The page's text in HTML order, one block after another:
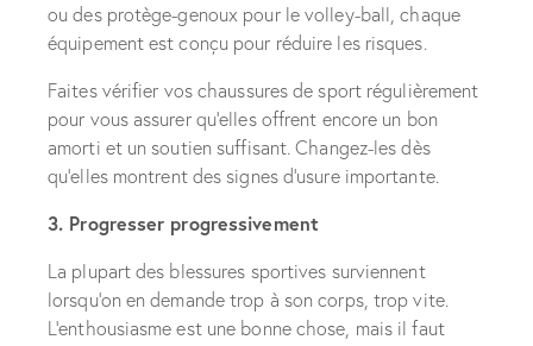
ou des protège-genoux pour le volley-ball, chaque
équipement est conçu pour réduire les risques.
Faites vérifier vos chaussures de sport régulièrement
pour vous assurer qu’elles offrent encore un bon
amorti et un soutien suffisant. Changez-les dès
qu’elles montrent des signes d’usure importante.
3. Progresser progressivement
La plupart des blessures sportives surviennent
lorsqu’on en demande trop à son corps, trop vite.
L’enthousiasme est une bonne chose, mais il faut